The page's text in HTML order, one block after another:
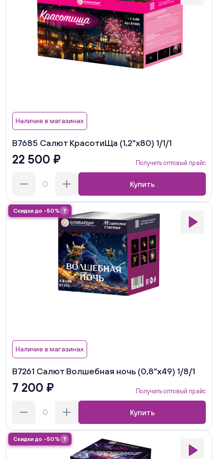
Наличие в магазинах
В7685 Салют КрасотиЩа (1,2"х80) 1/1/1
22 500 ₽ Получить оптовый прайс
Купить
Скидки до -50% ?
Наличие в магазинах
В7261 Салют Волшебная ночь (0,8"х49) 1/8/1
7 200 ₽ Получить оптовый прайс
Купить
Скидки до -50% ?